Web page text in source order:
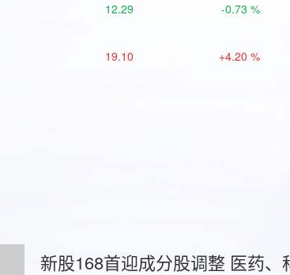
12.29 -0.73 %
19.10 +4.20 %
新股168首迎成分股调整 医药